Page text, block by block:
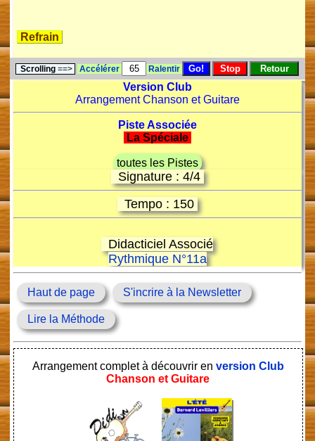
Refrain
Scrolling==> Accélérer Ralentir
Version Club
Arrangement Chanson et Guitare
Piste Associée
La Spéciale
toutes les Pistes
Signature : 4/4
Tempo : 150
Didacticiel Associé
Rythmique N°11a
Haut de page S'incrire à la Newsletter
Lire la Méthode
Arrangement complet à découvrir en version Club
Chanson et Guitare